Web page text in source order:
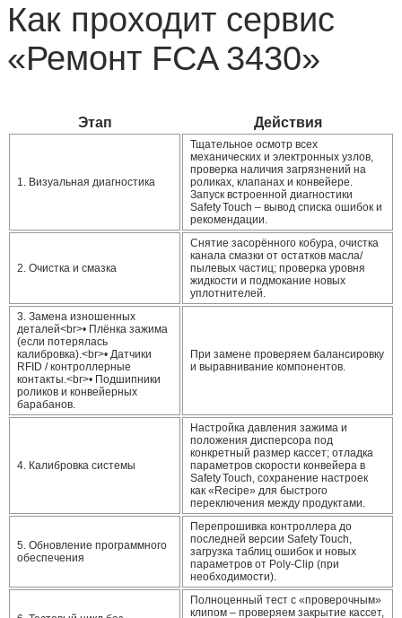
Как проходит сервис
«Ремонт FCA 3430»
Этап Действия
1. Визуальная диагностика
Тщательное осмотр всех
механических и электронных узлов,
проверка наличия загрязнений на
роликах, клапанах и конвейере.
Запуск встроенной диагностики
Safety Touch – вывод списка ошибок и
рекомендации.
2. Очистка и смазка
Снятие засорённого кобура, очистка
канала смазки от остатков масла/
пылевых частиц; проверка уровня
жидкости и подмокание новых
уплотнителей.
3. Замена изношенных
деталей<br>• Плёнка зажима
(если потерялась
калибровка).<br>• Датчики
RFID / контроллерные
контакты.<br>• Подшипники
роликов и конвейерных
барабанов.
При замене проверяем балансировку
и выравнивание компонентов.
4. Калибровка системы
Настройка давления зажима и
положения дисперсора под
конкретный размер кассет; отладка
параметров скорости конвейера в
Safety Touch, сохранение настроек
как «Recipe» для быстрого
переключения между продуктами.
5. Обновление программного
обеспечения
Перепрошивка контроллера до
последней версии Safety Touch,
загрузка таблиц ошибок и новых
параметров от Poly‑Clip (при
необходимости).
Полноценный тест с «проверочным»
клипом – проверяем закрытие кассет,